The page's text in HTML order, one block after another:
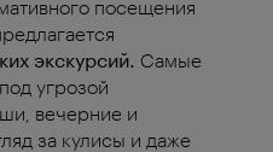
посещения
экскурсий. Самые
угрозой
вечерние и
за кулисы и даже